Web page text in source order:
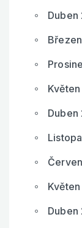
Duben
Duben
Duben